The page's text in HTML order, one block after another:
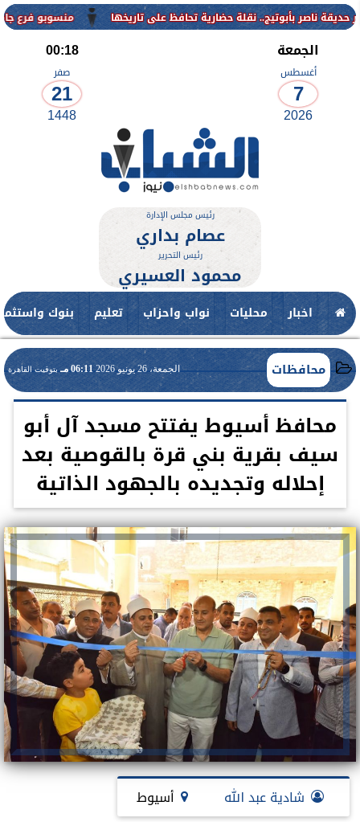
منسوبو فرع جامعة الأزهر للوجه
الجمعة
أغسطس
7
2026
00:18
صفر
21
1448
رئيس مجلس الإدارة
عصام بداري
رئيس التحرير
محمود العسيري
اخبار محليات نواب واحزاب تعليم بنوك
محافظات الجمعة، 26 يونيو 2026 06:11 مـ بتوقيت القاهرة
محافظ أسيوط يفتتح مسجد آل أبو
سيف بقرية بني قرة بالقوصية بعد
إحلاله وتجديده بالجهود الذاتية
شادية عبد الله أسيوط